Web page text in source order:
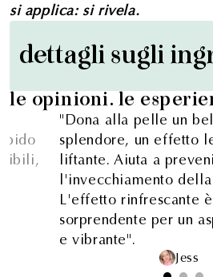
si applica: si rivela.
dettagli sugli
le opinioni. le
"Dona alla pelle un
splendore, un effetto
liftante. Aiuta a
l'invecchiamento
L'effetto rinfrescante è
sorprendente per un
e vibrante".
Jess